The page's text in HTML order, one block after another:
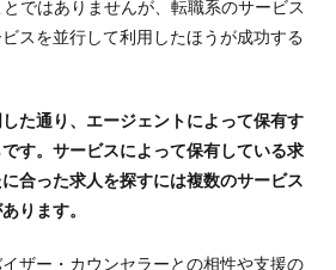
ではありませんが、転職系のサービス
スを並行して利用したほうが成功する
た通り、エージェントによって保有す
す。サービスによって保有している求
合った求人を探すには複数のサービス
ります。
ザー・カウンセラーとの相性や支援の